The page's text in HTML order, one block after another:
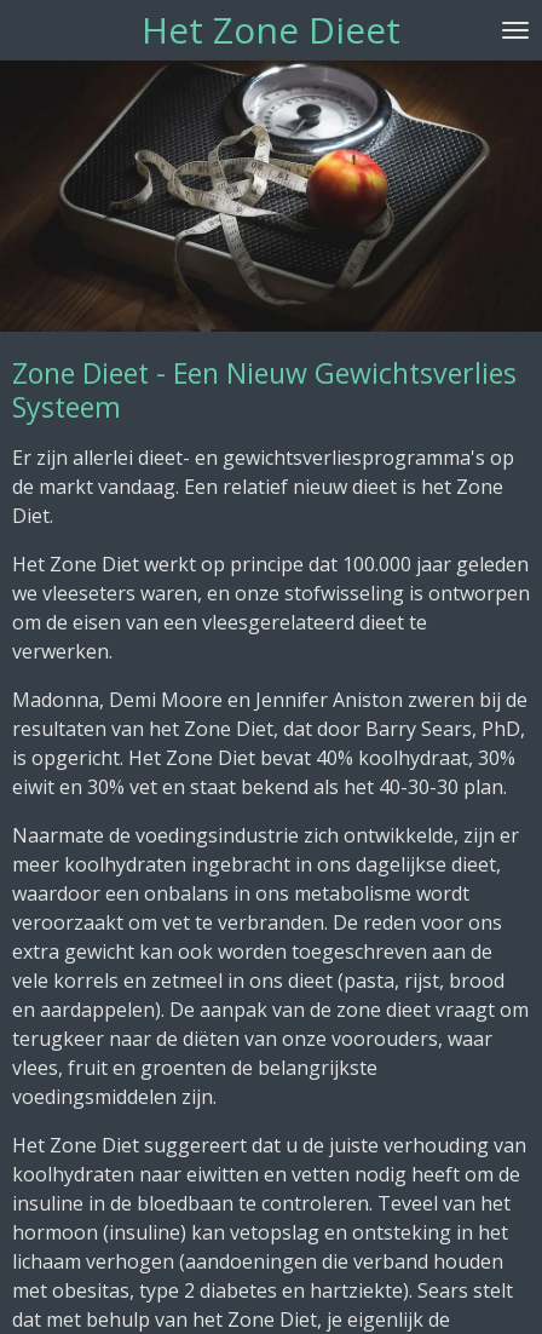
hoofdinhoud
Het Zone Dieet
Zone Dieet - Een Nieuw Gewichtsverlies
Systeem
Er zijn allerlei dieet- en gewichtsverliesprogramma's op
de markt vandaag. Een relatief nieuw dieet is het Zone
Diet.
Het Zone Diet werkt op principe dat 100.000 jaar geleden
we vleeseters waren, en onze stofwisseling is ontworpen
om de eisen van een vleesgerelateerd dieet te
verwerken.
Madonna, Demi Moore en Jennifer Aniston zweren bij de
resultaten van het Zone Diet, dat door Barry Sears, PhD,
is opgericht. Het Zone Diet bevat 40% koolhydraat, 30%
eiwit en 30% vet en staat bekend als het 40-30-30 plan.
Naarmate de voedingsindustrie zich ontwikkelde, zijn er
meer koolhydraten ingebracht in ons dagelijkse dieet,
waardoor een onbalans in ons metabolisme wordt
veroorzaakt om vet te verbranden. De reden voor ons
extra gewicht kan ook worden toegeschreven aan de
vele korrels en zetmeel in ons dieet (pasta, rijst, brood
en aardappelen). De aanpak van de zone dieet vraagt ​​om
terugkeer naar de diëten van onze voorouders, waar
vlees, fruit en groenten de belangrijkste
voedingsmiddelen zijn.
Het Zone Diet suggereert dat u de juiste verhouding van
koolhydraten naar eiwitten en vetten nodig heeft om de
insuline in de bloedbaan te controleren. Teveel van het
hormoon (insuline) kan vetopslag en ontsteking in het
lichaam verhogen (aandoeningen die verband houden
met obesitas, type 2 diabetes en hartziekte). Sears stelt
dat met behulp van het Zone Diet, je eigenlijk de